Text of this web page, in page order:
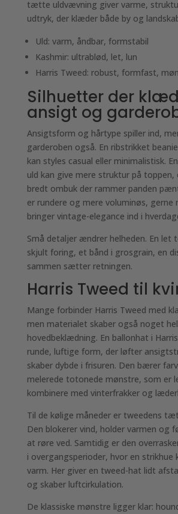
tætte uldvævning giver varme,
udtryk, der klæder både by og
Uld: varm, åndbar, formstabil
Kashmir: ultrablød, let, lun
Harris Tweed: robust, formfast,
Silhuetter der
ansigt og
Ansigtsform og hårtype spiller ind,
garderoben også. En ribstrikket
kan styles casual eller minimalistisk.
uld kan give mere struktur på
bredt ombuk der rammer panden
er rundere og mere voluminøs, gerne
bringer vintage-elegance ind i
Små detaljer ændrer helheden. En let
skjult foring, et bånd i grosgrain, en
sammen sætter retningen.
Harris Tweed til
Mange forbinder Harris Tweed med
men materialet skaber også noget
hovedbeklædning. En ballonhat i
runde, luftige form, der løfter
skaber dybde i frisuren. Den bærer
melerede totonede mønstre, som er
kombinere med vinterfrakker og
Til de kølige måneder er tweedens
Den blokerer vind, holder varmen og
at røre ved. Samtidig er den
i overgangsperioder, hvor en strikhue
varm. Her giver en tweed-hat lidt
og skaber luftcirkulation.
De klassiske mønstre ligger klar: